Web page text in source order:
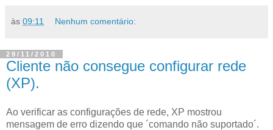
às 09:11 Nenhum comentário:
29/11/2010
Cliente não consegue configurar rede
(XP).
Ao verificar as configurações de rede, XP mostrou
mensagem de erro dizendo que ´comando não suportado´.